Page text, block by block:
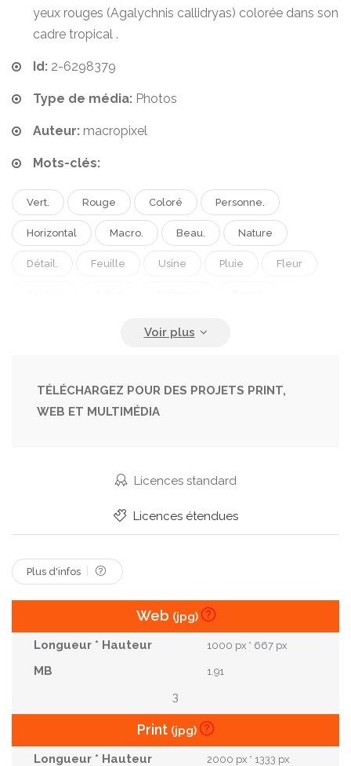
yeux rouges (Agalychnis callidryas) colorée dans son
cadre tropical .
Id: 2-6298379
Type de média: Photos
Auteur: macropixel
Mots-clés:
Vert. Rouge Coloré Personne.
Horizontal Macro. Beau. Nature
Détail. Feuille Usine Pluie Fleur
Forêt.
Amérique. Amphibie Forêt Tropicale
Costa Étage Yeux
Image Couleur Espace Libre
Amérique Du Sud
TÉLÉCHARGEZ POUR DES PROJETS PRINT,
WEB ET MULTIMÉDIA
Licences standard
Licences étendues
Plus d'infos
Web (jpg)
1000 px * 667 px
1.91
3
Print (jpg)
2000 px * 1333 px